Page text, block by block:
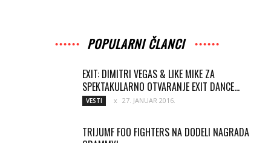
POPULARNI ČLANCI
EXIT: DIMITRI VEGAS & LIKE MIKE ZA
SPEKTAKULARNO OTVARANJE EXIT DANCE...
VESTI 27. JANUAR 2016.
TRIJUMF FOO FIGHTERS NA DODELI NAGRADA